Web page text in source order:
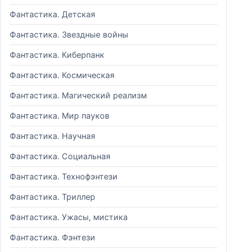
Фантастика. Детская
Фантастика. Звездные войны
Фантастика. Киберпанк
Фантастика. Космическая
Фантастика. Магический реализм
Фантастика. Мир пауков
Фантастика. Научная
Фантастика. Социальная
Фантастика. Технофэнтези
Фантастика. Триллер
Фантастика. Ужасы, мистика
Фантастика. Фэнтези